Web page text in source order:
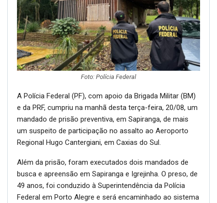
Foto: Polícia Federal
A Polícia Federal (PF), com apoio da Brigada Militar (BM)
e da PRF, cumpriu na manhã desta terça-feira, 20/08, um
mandado de prisão preventiva, em Sapiranga, de mais
um suspeito de participação no assalto ao Aeroporto
Regional Hugo Cantergiani, em Caxias do Sul.
Além da prisão, foram executados dois mandados de
busca e apreensão em Sapiranga e Igrejinha. O preso, de
49 anos, foi conduzido à Superintendência da Polícia
Federal em Porto Alegre e será encaminhado ao sistema